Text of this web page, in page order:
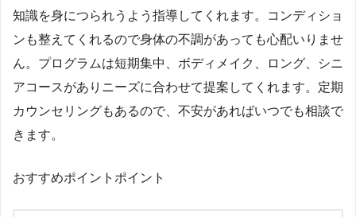
知識を身につられうよう指導してくれます。コンディショ
ンも整えてくれるので身体の不調があっても心配いりませ
ん。プログラムは短期集中、ボディメイク、ロング、シニ
アコースがありニーズに合わせて提案してくれます。定期
カウンセリングもあるので、不安があればいつでも相談で
きます。
おすすめポイントポイント